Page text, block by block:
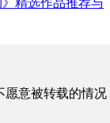
精选作品推荐与
愿意被转载的情况